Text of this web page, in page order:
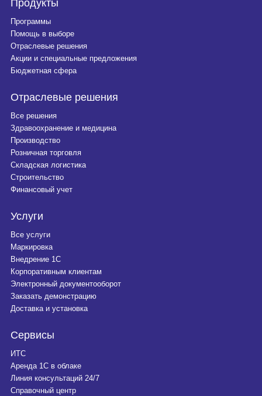
Продукты
Программы
Помощь в выборе
Отраслевые решения
Акции и специальные предложения
Бюджетная сфера
Отраслевые решения
Все решения
Здравоохранение и медицина
Производство
Розничная торговля
Складская логистика
Строительство
Финансовый учет
Услуги
Все услуги
Маркировка
Внедрение 1С
Корпоративным клиентам
Электронный документооборот
Заказать демонстрацию
Доставка и установка
Сервисы
ИТС
Аренда 1С в облаке
Линия консультаций 24/7
Справочный центр